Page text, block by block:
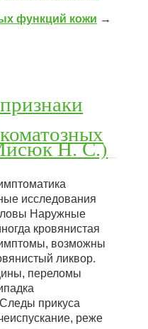
функций кожи →
Н. С.)
исследования
Наружные
кровянистая
возможны
ликвор.
переломы
прикуса
реже